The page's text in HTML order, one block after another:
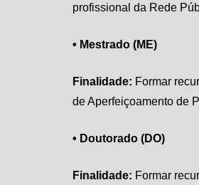
profissional da Rede
• Mestrado (ME)
Finalidade: Formar
de Aperfeiçoamento de
• Doutorado (DO)
Finalidade: Formar